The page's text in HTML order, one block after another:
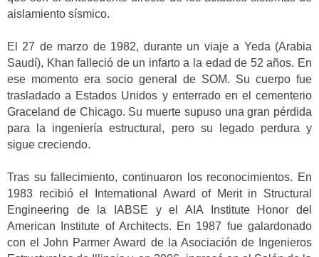
aislamiento sísmico.
El 27 de marzo de 1982, durante un viaje a Yeda (Arabia
Saudí), Khan falleció de un infarto a la edad de 52 años. En
ese momento era socio general de SOM. Su cuerpo fue
trasladado a Estados Unidos y enterrado en el cementerio
Graceland de Chicago. Su muerte supuso una gran pérdida
para la ingeniería estructural, pero su legado perdura y
sigue creciendo.
Tras su fallecimiento, continuaron los reconocimientos. En
1983 recibió el International Award of Merit in Structural
Engineering de la IABSE y el AIA Institute Honor del
American Institute of Architects. En 1987 fue galardonado
con el John Parmer Award de la Asociación de Ingenieros